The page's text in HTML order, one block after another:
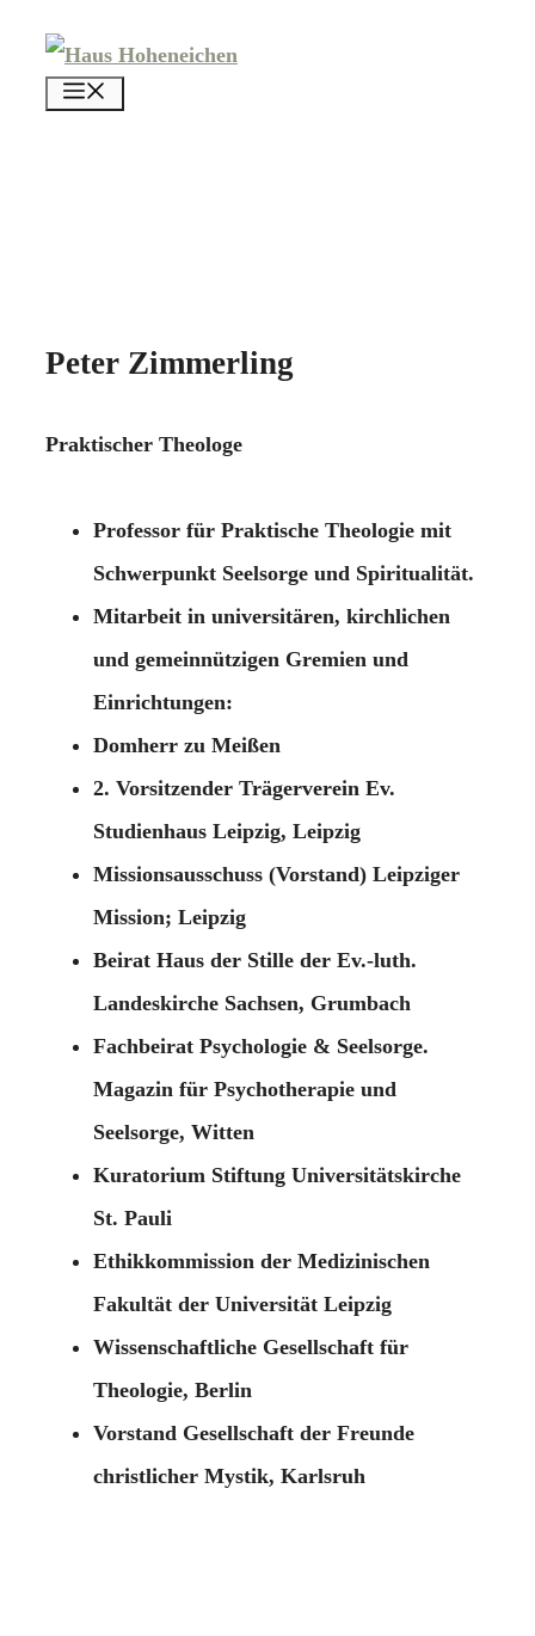
Zum
Inhalt
springen
Peter Zimmerling
Praktischer Theologe
Professor für Praktische Theologie mit
Schwerpunkt Seelsorge und Spiritualität.
Mitarbeit in universitären, kirchlichen
und gemeinnützigen Gremien und
Einrichtungen:
Domherr zu Meißen
2. Vorsitzender Trägerverein Ev.
Studienhaus Leipzig, Leipzig
Missionsausschuss (Vorstand) Leipziger
Mission; Leipzig
Beirat Haus der Stille der Ev.-luth.
Landeskirche Sachsen, Grumbach
Fachbeirat Psychologie & Seelsorge.
Magazin für Psychotherapie und
Seelsorge, Witten
Kuratorium Stiftung Universitätskirche
St. Pauli
Ethikkommission der Medizinischen
Fakultät der Universität Leipzig
Wissenschaftliche Gesellschaft für
Theologie, Berlin
Vorstand Gesellschaft der Freunde
christlicher Mystik, Karlsruh